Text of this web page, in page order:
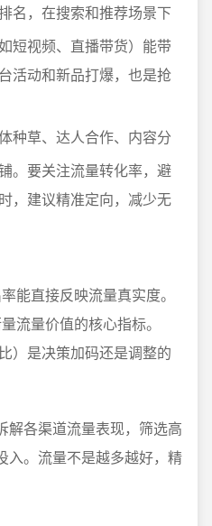
名，在搜索和推荐场景下
短视频、直播带货）能带
活动和新品打爆，也是抢
种草、达人合作、内容分
。要关注流量转化率，避
，建议精准定向，减少无
能直接反映流量真实度。
流量价值的核心指标。
）是决策加码还是调整的
解各渠道流量表现，筛选高
入。流量不是越多越好，精